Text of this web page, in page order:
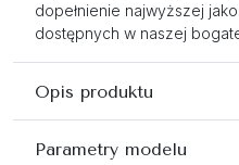
dopełnienie najwyższej
dostępnych w naszej
Opis produktu
Parametry modelu